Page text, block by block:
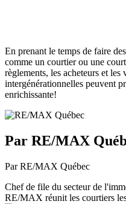
En prenant le temps de faire
comme un courtier ou une
règlements, les acheteurs et les
intergénérationnelles peuvent
enrichissante!
Par RE/MAX
Par RE/MAX Québec
Chef de file du secteur de
RE/MAX réunit les courtiers